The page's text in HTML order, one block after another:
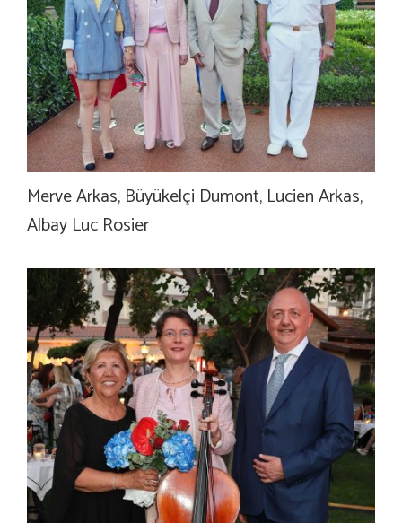
Merve Arkas, Büyükelçi Dumont, Lucien Arkas,
Albay Luc Rosier